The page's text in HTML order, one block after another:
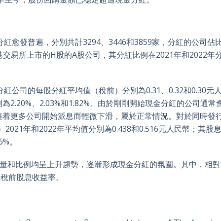
愈發普遍，分別共計3294、3446和3859家，分紅的公司佔
易所上市的H股的A股公司，其分紅比例在2021年和2022年
公司的每股分紅平均值（稅前）分別為0.31、0.32和0.30元
2.20%、2.03%和1.82%。由於剛剛開始現金分紅的公司通常
更多公司開始派息而輕微下滑，屬於正常情況。對於同時發
年和2022年平均值分別為0.438和0.516元人民幣；其股
。
和比例均呈上升趨勢，逐漸形成現金分紅的氛圍。其中，相
前股息收益率。